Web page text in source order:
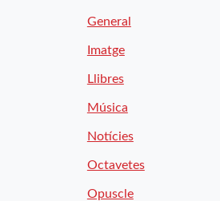
General
Imatge
Llibres
Música
Notícies
Octavetes
Opuscle